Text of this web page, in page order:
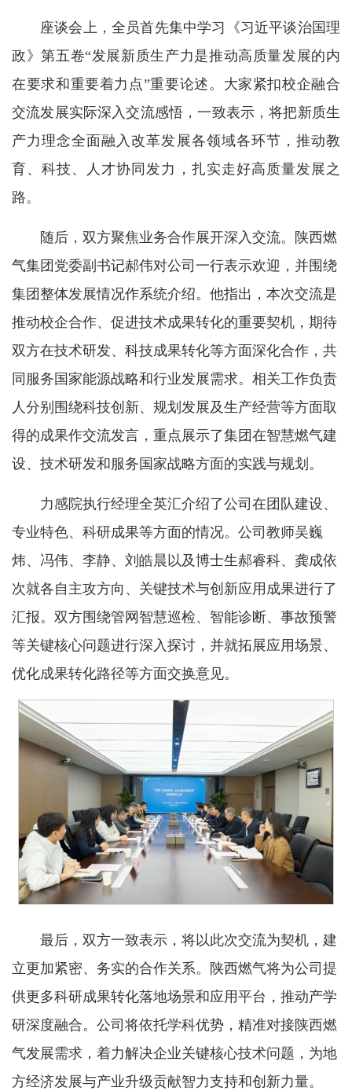
座谈会上，全员首先集中学习《习近平谈治国理
政》第五卷“发展新质生产力是推动高质量发展的内
在要求和重要着力点”重要论述。大家紧扣校企融合
交流发展实际深入交流感悟，一致表示，将把新质生
产力理念全面融入改革发展各领域各环节，推动教
育、科技、人才协同发力，扎实走好高质量发展之
路。
随后，双方聚焦业务合作展开深入交流。陕西燃
气集团党委副书记郝伟对公司一行表示欢迎，并围绕
集团整体发展情况作系统介绍。他指出，本次交流是
推动校企合作、促进技术成果转化的重要契机，期待
双方在技术研发、科技成果转化等方面深化合作，共
同服务国家能源战略和行业发展需求。相关工作负责
人分别围绕科技创新、规划发展及生产经营等方面取
得的成果作交流发言，重点展示了集团在智慧燃气建
设、技术研发和服务国家战略方面的实践与规划。
力感院执行经理全英汇介绍了公司在团队建设、
专业特色、科研成果等方面的情况。公司教师吴巍
炜、冯伟、李静、刘皓晨以及博士生郝睿科、龚成依
次就各自主攻方向、关键技术与创新应用成果进行了
汇报。双方围绕管网智慧巡检、智能诊断、 事故预警
等关键核心问题进行深入探讨，并就拓展应用场景、
优化成果转化路径等方面交换意见。
最后，双方一致表示，将以此次交流为契机，建
立更加紧密、务实的合作关系。陕西燃气将为公司提
供更多科研成果转化落地场景和应用平台，推动产学
研深度融合。公司将依托学科优势，精准对接陕西燃
气发展需求，着力解决企业关键核心技术问题，为地
方经济发展与产业升级贡献智力支持和创新力量。